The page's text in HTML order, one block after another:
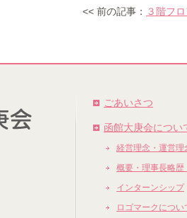
<< 前の記事： ３階フ
ごあいさつ
函館大庚会につい
経営理念・運営理
概要・理事長略歴
インターンシップ
ロゴマークについ